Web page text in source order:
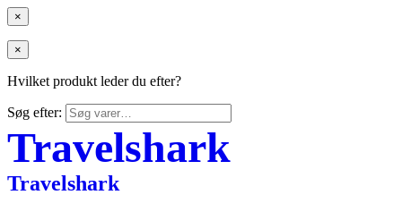
×
×
Hvilket produkt leder du efter?
Søg efter:
Travelshark
Travelshark